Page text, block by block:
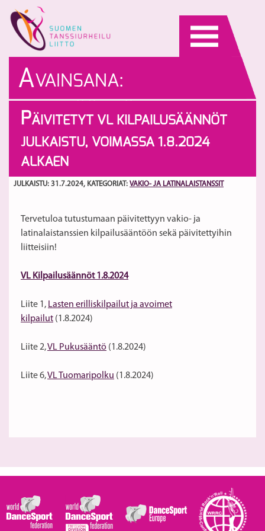
content
AVAINSANA:
PUKUSÄÄNNÖT
PÄIVITETYT VL KILPAILUSÄÄNNÖT
JULKAISTU, VOIMASSA 1.8.2024
ALKAEN
JULKAISTU: 31.7.2024, KATEGORIAT: VAKIO- JA LATINALAISTANSSIT
Tervetuloa tutustumaan päivitettyyn vakio- ja
latinalaistanssien kilpailusääntöön sekä päivitettyihin
liitteisiin!
VL Kilpailusäännöt 1.8.2024
Liite 1, Lasten erilliskilpailut ja avoimet
kilpailut (1.8.2024)
Liite 2,VL Pukusääntö (1.8.2024)
Liite 6,VL Tuomaripolku (1.8.2024)